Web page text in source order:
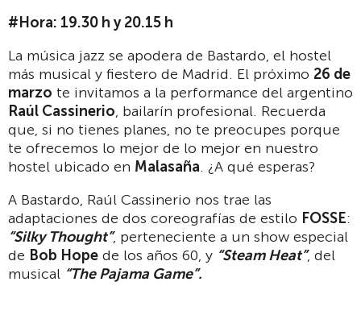
#Hora: 19.30 h y 20.15 h
La música jazz se apodera de Bastardo, el hostel
más musical y fiestero de Madrid. El próximo 26 de
marzo te invitamos a la performance del argentino
Raúl Cassinerio, bailarín profesional. Recuerda
que, si no tienes planes, no te preocupes porque
te ofrecemos lo mejor de lo mejor en nuestro
hostel ubicado en Malasaña. ¿A qué esperas?
A Bastardo, Raúl Cassinerio nos trae las
adaptaciones de dos coreografías de estilo FOSSE:
“Silky Thought”, perteneciente a un show especial
de Bob Hope de los años 60, y “Steam Heat”, del
musical “The Pajama Game”.